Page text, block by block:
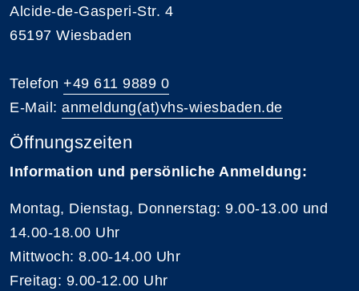
Alcide-de-Gasperi-Str. 4
65197 Wiesbaden
Telefon +49 611 9889 0
E-Mail: anmeldung(at)vhs-wiesbaden.de
Öffnungszeiten
Information und persönliche Anmeldung:
Montag, Dienstag, Donnerstag: 9.00-13.00 und
14.00-18.00 Uhr
Mittwoch: 8.00-14.00 Uhr
Freitag: 9.00-12.00 Uhr